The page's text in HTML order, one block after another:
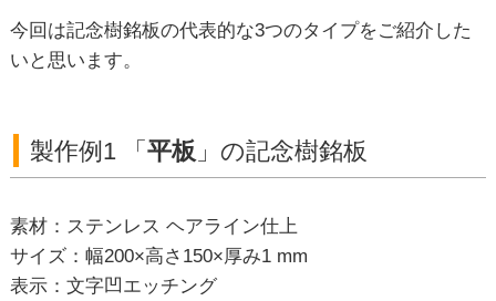
今回は記念樹銘板の代表的な3つのタイプをご紹介した
いと思います。
製作例1 「 平板 」の記念樹銘板
素材：ステンレス ヘアライン仕上
サイズ：幅200×高さ150×厚み1 mm
表示：文字凹エッチング